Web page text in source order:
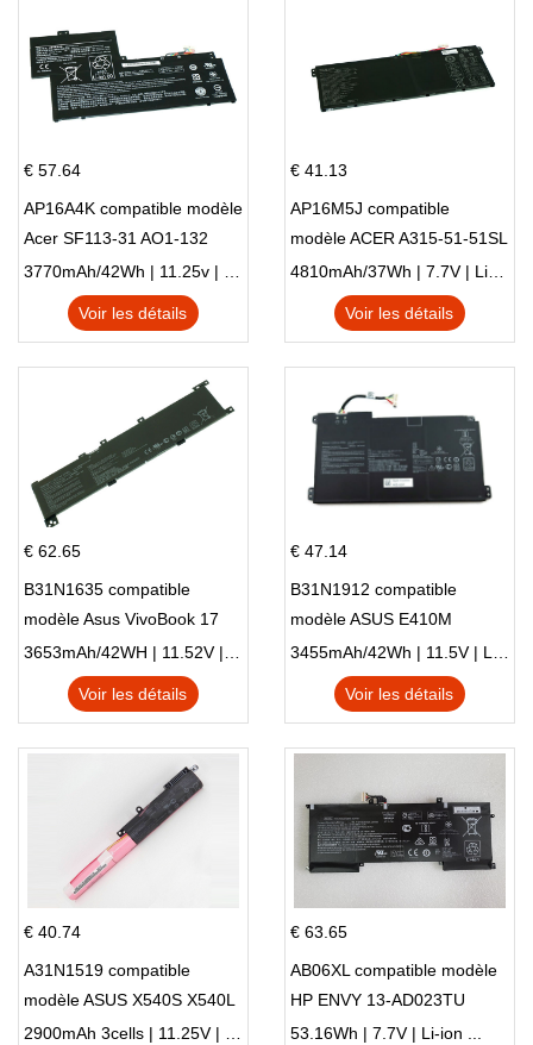
€ 57.64
AP16A4K compatible modèle
Acer SF113-31 AO1-132
NE132
3770mAh/42Wh | 11.25v | Li-ion ...
Voir les détails
€ 41.13
AP16M5J compatible
modèle ACER A315-51-51SL
N17Q1 SERIES
4810mAh/37Wh | 7.7V | Li-ion ...
Voir les détails
€ 62.65
B31N1635 compatible
modèle Asus VivoBook 17
X705NC X705UA X705UV
X705UN X705UD
3653mAh/42WH | 11.52V | Li-ion ...
Voir les détails
€ 47.14
B31N1912 compatible
modèle ASUS E410M
E410MA L410MA
3455mAh/42Wh | 11.5V | Li-ion ...
Voir les détails
€ 40.74
A31N1519 compatible
modèle ASUS X540S X540L
X540LA-SI302 X540SA
2900mAh 3cells | 11.25V | Li-ion ...
€ 63.65
AB06XL compatible modèle
HP ENVY 13-AD023TU
HSTNN-DB8C 921438-855
53.16Wh | 7.7V | Li-ion ...